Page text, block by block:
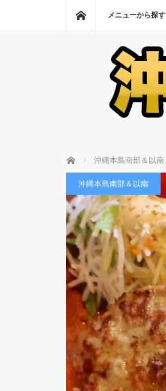
ホーム
メニューから探す
ホーム 沖縄本島南部＆以南
沖縄本島南部＆以南